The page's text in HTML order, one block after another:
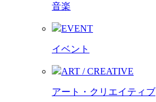
音楽
EVENT
イベント
ART / CREATIVE
アート・クリエイティブ